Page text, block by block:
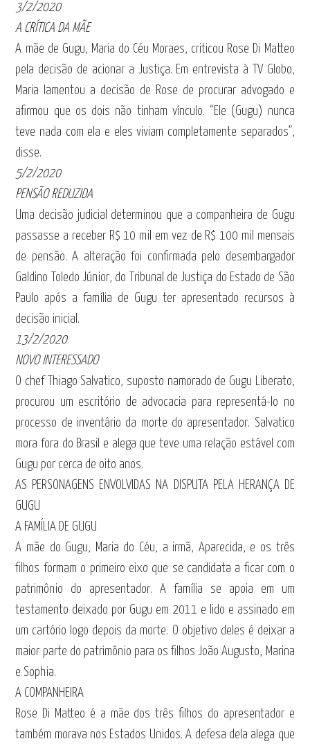
3/2/2020
A CRÍTICA DA MÃE
A mãe de Gugu, Maria do Céu Moraes, criticou Rose Di Matteo
pela decisão de acionar a Justiça. Em entrevista à TV Globo,
Maria lamentou a decisão de Rose de procurar advogado e
afirmou que os dois não tinham vínculo. “Ele (Gugu) nunca
teve nada com ela e eles viviam completamente separados”,
disse.
5/2/2020
PENSÃO REDUZIDA
Uma decisão judicial determinou que a companheira de Gugu
passasse a receber R$ 10 mil em vez de R$ 100 mil mensais
de pensão. A alteração foi confirmada pelo desembargador
Galdino Toledo Júnior, do Tribunal de Justiça do Estado de São
Paulo após a família de Gugu ter apresentado recursos à
decisão inicial.
13/2/2020
NOVO INTERESSADO
O chef Thiago Salvatico, suposto namorado de Gugu Liberato,
procurou um escritório de advocacia para representá-lo no
processo de inventário da morte do apresentador. Salvatico
mora fora do Brasil e alega que teve uma relação estável com
Gugu por cerca de oito anos.
AS PERSONAGENS ENVOLVIDAS NA DISPUTA PELA HERANÇA DE
GUGU
A FAMÍLIA DE GUGU
A mãe do Gugu, Maria do Céu, a irmã, Aparecida, e os três
filhos formam o primeiro eixo que se candidata a ficar com o
patrimônio do apresentador. A família se apoia em um
testamento deixado por Gugu em 2011 e lido e assinado em
um cartório logo depois da morte. O objetivo deles é deixar a
maior parte do patrimônio para os filhos João Augusto, Marina
e Sophia.
A COMPANHEIRA
Rose Di Matteo é a mãe dos três filhos do apresentador e
também morava nos Estados Unidos. A defesa dela alega que